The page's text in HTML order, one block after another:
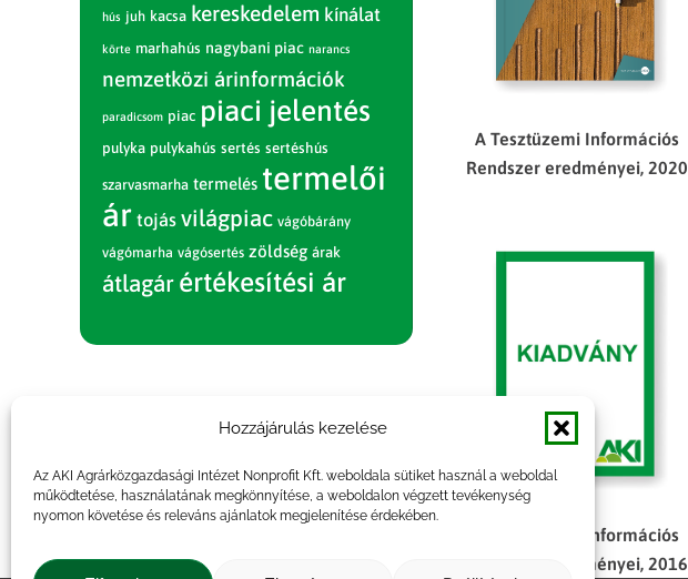
Hozzájárulás kezelése
Az AKI Agrárközgazdasági Intézet Nonprofit Kft. weboldala sütiket használ a weboldal
működtetése, használatának megkönnyítése, a weboldalon végzett tevékenység
nyomon követése és releváns ajánlatok megjelenítése érdekében.
A Tesztüzemi Információs
Rendszer eredményei, 2020
A Tesztüzemi Információs
Rendszer eredményei, 2016
hús juh kacsa kereskedelem kínálat
körte marhahús nagybani piac narancs
nemzetközi árinformációk
paradicsom piac piaci jelentés
pulyka pulykahús sertés sertéshús
szarvasmarha termelés termelői
ár tojás világpiac vágóbárány
vágómarha vágósertés zöldség árak
átlagár értékesítési ár